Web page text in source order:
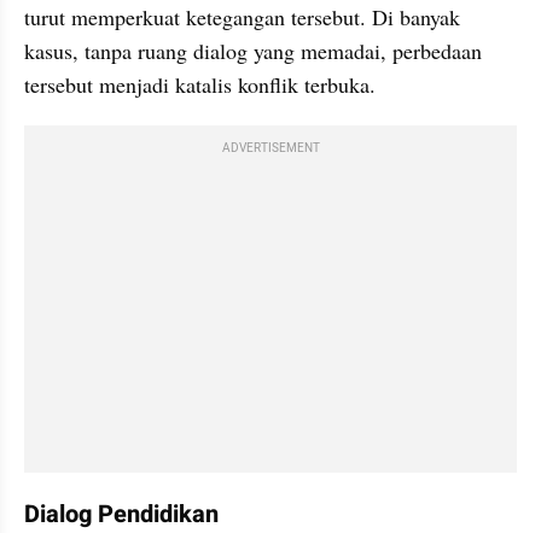
turut memperkuat ketegangan tersebut. Di banyak
kasus, tanpa ruang dialog yang memadai, perbedaan
tersebut menjadi katalis konflik terbuka.
ADVERTISEMENT
Dialog Pendidikan